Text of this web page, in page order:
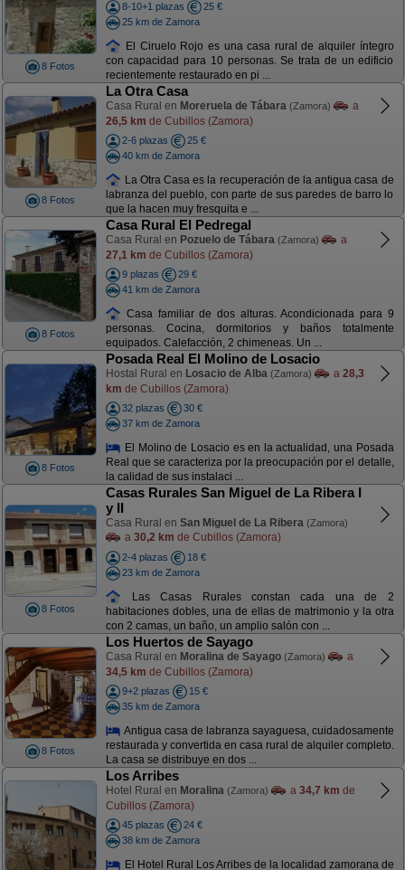
8 Fotos
8-10+1 plazas
25 €
25 km de Zamora
El Ciruelo Rojo es una casa rural de alquiler íntegro
con capacidad para 10 personas. Se trata de un edificio
recientemente restaurado en pi ...
8 Fotos
La Otra Casa
Casa Rural en Moreruela de Tábara (Zamora)
a
26,5 km de Cubillos (Zamora)
2-6 plazas
25 €
40 km de Zamora
La Otra Casa es la recuperación de la antigua casa de
labranza del pueblo, con parte de sus paredes de barro lo
que la hacen muy fresquita e ...
8 Fotos
Casa Rural El Pedregal
Casa Rural en Pozuelo de Tábara (Zamora)
a
27,1 km de Cubillos (Zamora)
9 plazas
29 €
41 km de Zamora
Casa familiar de dos alturas. Acondicionada para 9
personas. Cocina, dormitorios y baños totalmente
equipados. Calefacción, 2 chimeneas. Un ...
8 Fotos
Posada Real El Molino de Losacio
Hostal Rural en Losacio de Alba (Zamora) a 28,3
km de Cubillos (Zamora)
32 plazas
30 €
37 km de Zamora
El Molino de Losacio es en la actualidad, una Posada
Real que se caracteriza por la preocupación por el detalle,
la calidad de sus instalaci ...
8 Fotos
Casas Rurales San Miguel de La Ribera I
y II
Casa Rural en San Miguel de La Ribera (Zamora)
a 30,2 km de Cubillos (Zamora)
2-4 plazas
18 €
23 km de Zamora
Las Casas Rurales constan cada una de 2
habitaciones dobles, una de ellas de matrimonio y la otra
con 2 camas, un baño, un amplio salón con ...
8 Fotos
Los Huertos de Sayago
Casa Rural en Moralina de Sayago (Zamora)
a
34,5 km de Cubillos (Zamora)
9+2 plazas
15 €
35 km de Zamora
Antigua casa de labranza sayaguesa, cuidadosamente
restaurada y convertida en casa rural de alquiler completo.
La casa se distribuye en dos ...
Los Arribes
Hotel Rural en Moralina (Zamora) a 34,7 km de
Cubillos (Zamora)
45 plazas
24 €
38 km de Zamora
El Hotel Rural Los Arribes de la localidad zamorana de